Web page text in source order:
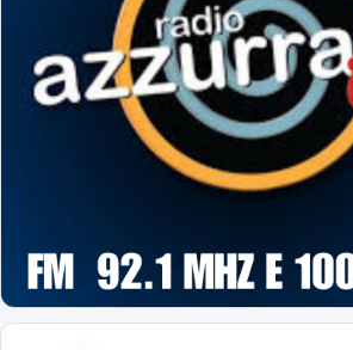
Il Novara è atteso dal quarto impegno estivo
Mercoledì a Chiavari. Tra amichevoli e mercato...
Orari Biglietteria "Silvio Piola"
Per poter sottoscrivere gli abbonamenti
L'Editoriale Azzurro
a cura di Massimo Barbero
Espugnato Bogliasco: Sampdoria 1 - Novara 2
terzo successo estivo per gli azzurri di Birindelli
Sampdoria-Novara: le formazioni ufficiali!